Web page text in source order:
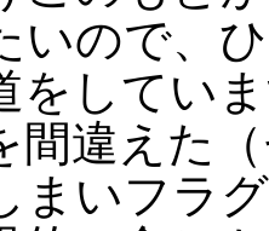
いので、
をしてい
間違えた
まいフラ